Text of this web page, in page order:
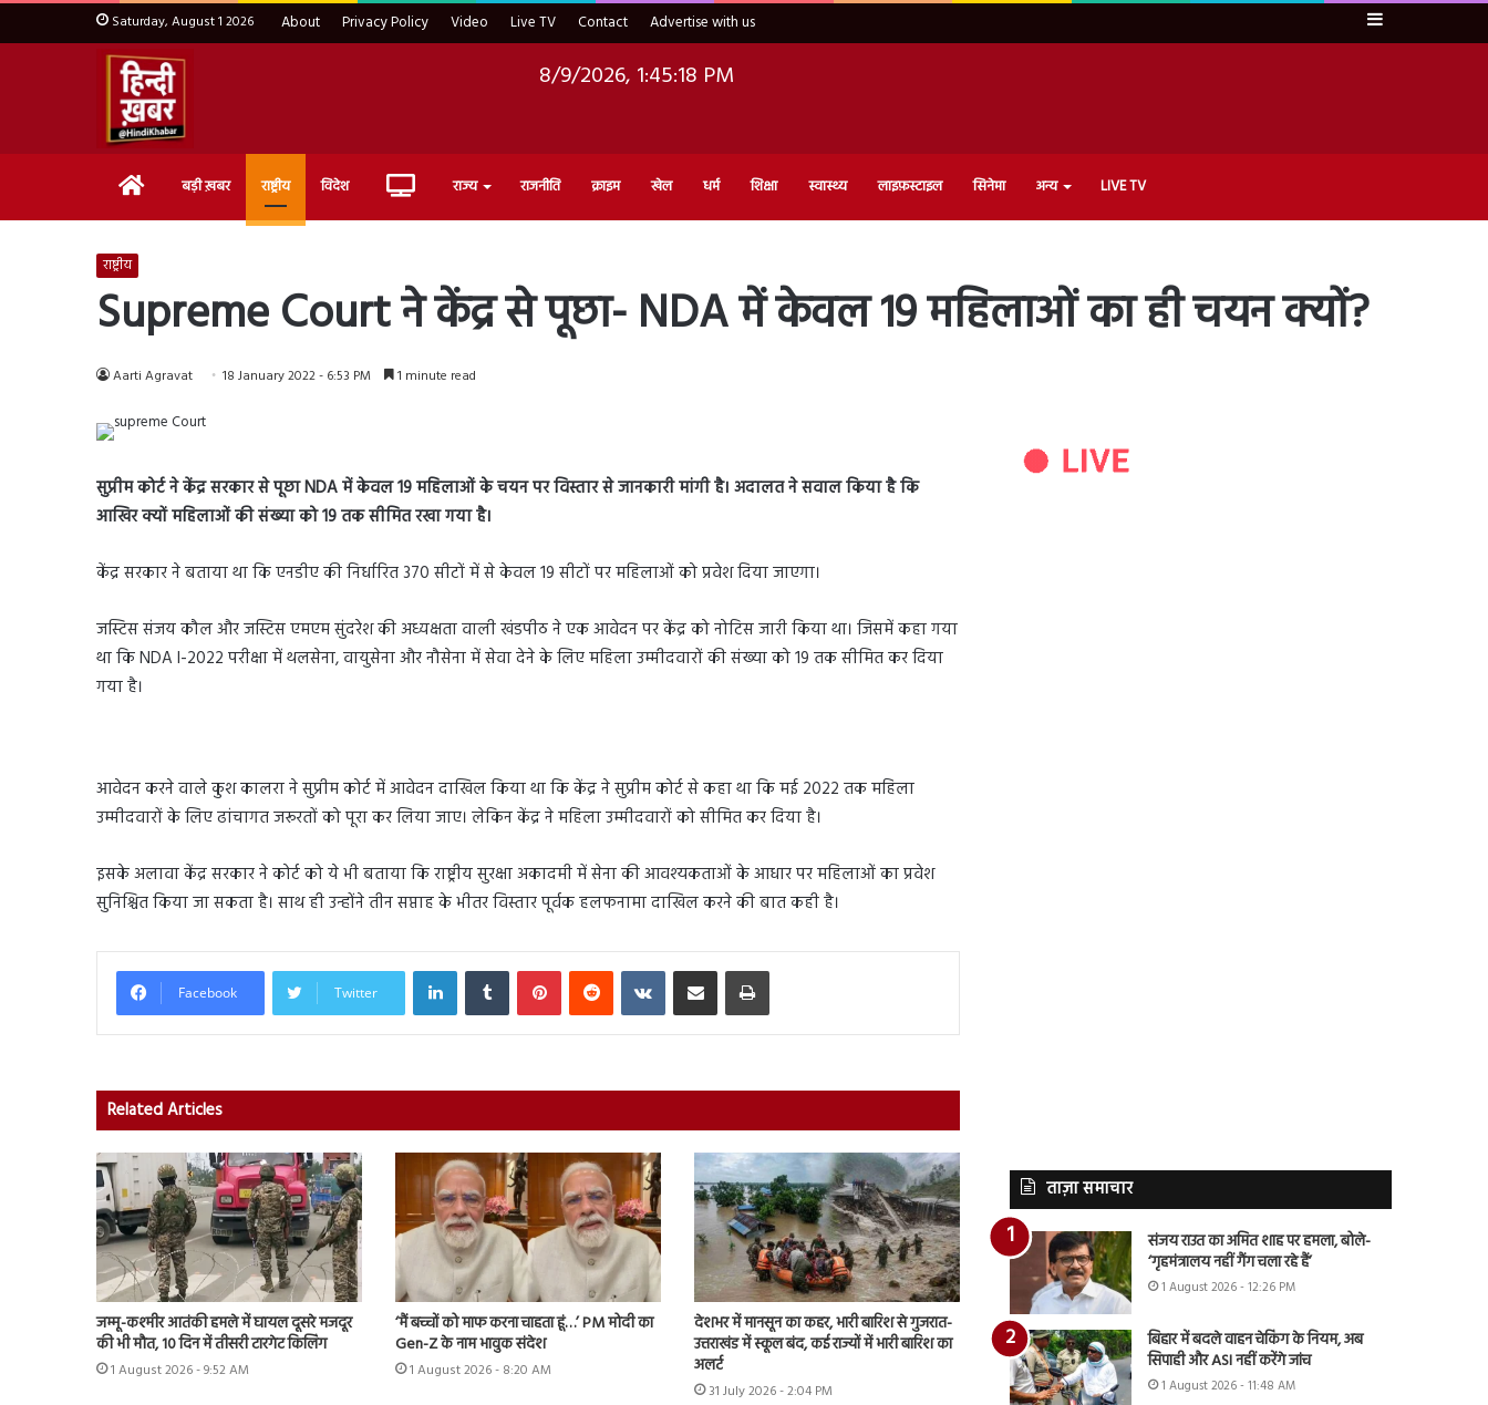
Saturday, August 1 2026 About Privacy Policy Video Live TV Contact Advertise with us Sidebar
8/9/2026, 1:45:19 PM
Home बड़ी ख़बर राष्ट्रीय विदेश Live राज्य राजनीति क्राइम खेल धर्म शिक्षा स्वास्थ्य लाइफ़स्टाइल सिनेमा अन्य LIVE TV
राष्ट्रीय
Supreme Court ने केंद्र से पूछा- NDA में केवल 19 महिलाओं का ही चयन क्यों?
Aarti Agravat 18 January 2022 - 6:53 PM 1 minute read
सुप्रीम कोर्ट ने केंद्र सरकार से पूछा NDA में केवल 19 महिलाओं के चयन पर विस्तार से जानकारी मांगी है। अदालत ने सवाल किया है कि
आखिर क्यों महिलाओं की संख्या को 19 तक सीमित रखा गया है।
केंद्र सरकार ने बताया था कि एनडीए की निर्धारित 370 सीटों में से केवल 19 सीटों पर महिलाओं को प्रवेश दिया जाएगा।
जस्टिस संजय कौल और जस्टिस एमएम सुंदरेश की अध्यक्षता वाली खंडपीठ ने एक आवेदन पर केंद्र को नोटिस जारी किया था। जिसमें कहा गया
था कि NDA I-2022 परीक्षा में थलसेना, वायुसेना और नौसेना में सेवा देने के लिए महिला उम्मीदवारों की संख्या को 19 तक सीमित कर दिया
गया है।
आवेदन करने वाले कुश कालरा ने सुप्रीम कोर्ट में आवेदन दाखिल किया था कि केंद्र ने सुप्रीम कोर्ट से कहा था कि मई 2022 तक महिला
उम्मीदवारों के लिए ढांचागत जरूरतों को पूरा कर लिया जाए। लेकिन केंद्र ने महिला उम्मीदवारों को सीमित कर दिया है।
इसके अलावा केंद्र सरकार ने कोर्ट को ये भी बताया कि राष्ट्रीय सुरक्षा अकादमी में सेना की आवश्यकताओं के आधार पर महिलाओं का प्रवेश
सुनिश्चित किया जा सकता है। साथ ही उन्होंने तीन सप्ताह के भीतर विस्तार पूर्वक हलफनामा दाखिल करने की बात कही है।
Facebook Twitter
LinkedInTumblr PinterestReddit VKontakteShare via Email Print
Related Articles
जम्मू-कश्मीर आतंकी हमले में घायल दूसरे मजदूर
की भी मौत, 10 दिन में तीसरी टारगेट किलिंग
1 August 2026 - 9:52 AM
‘मैं बच्चों को माफ करना चाहता हूं…’ PM मोदी का
Gen-Z के नाम भावुक संदेश
1 August 2026 - 8:20 AM
देशभर में मानसून का कहर, भारी बारिश से गुजरात-
उत्तराखंड में स्कूल बंद, कई राज्यों में भारी बारिश का
अलर्ट
31 July 2026 - 2:04 PM
ताज़ा समाचार
संजय राउत का अमित शाह पर हमला, बोले-
‘गृहमंत्रालय नहीं गैंग चला रहे हैं’
1 August 2026 - 12:26 PM
बिहार में बदले वाहन चेकिंग के नियम, अब
सिपाही और ASI नहीं करेंगे जांच
1 August 2026 - 11:48 AM